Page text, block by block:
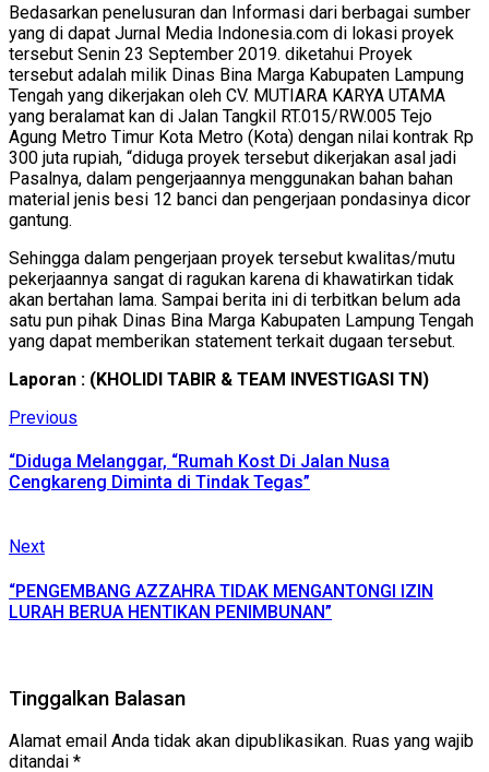
Bedasarkan penelusuran dan Informasi dari berbagai sumber
yang di dapat Jurnal Media Indonesia.com di lokasi proyek
tersebut Senin 23 September 2019. diketahui Proyek
tersebut adalah milik Dinas Bina Marga Kabupaten Lampung
Tengah yang dikerjakan oleh CV. MUTIARA KARYA UTAMA
yang beralamat kan di Jalan Tangkil RT.015/RW.005 Tejo
Agung Metro Timur Kota Metro (Kota) dengan nilai kontrak Rp
300 juta rupiah, “diduga proyek tersebut dikerjakan asal jadi
Pasalnya, dalam pengerjaannya menggunakan bahan bahan
material jenis besi 12 banci dan pengerjaan pondasinya dicor
gantung.
Sehingga dalam pengerjaan proyek tersebut kwalitas/mutu
pekerjaannya sangat di ragukan karena di khawatirkan tidak
akan bertahan lama. Sampai berita ini di terbitkan belum ada
satu pun pihak Dinas Bina Marga Kabupaten Lampung Tengah
yang dapat memberikan statement terkait dugaan tersebut.
Laporan : (KHOLIDI TABIR & TEAM INVESTIGASI TN)
Continue
Reading
Previous
“Diduga Melanggar, “Rumah Kost Di Jalan Nusa
Cengkareng Diminta di Tindak Tegas”
NextNext
“PENGEMBANG AZZAHRA TIDAK MENGANTONGI IZIN
LURAH BERUA HENTIKAN PENIMBUNAN”
Tinggalkan Balasan
Alamat email Anda tidak akan dipublikasikan. Ruas yang wajib
ditandai *